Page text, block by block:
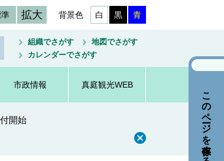
拡大 背景色 白 黒 青
組織でさがす
地図でさがす
カレンダーでさがす
市政情報 真庭観光WEB
開始
このページを保存する